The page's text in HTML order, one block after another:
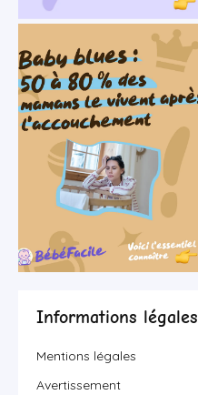
Informations légales
Mentions légales
Avertissement